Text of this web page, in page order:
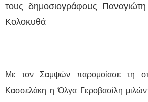
τους δημοσιογράφους
Κολοκυθά
Με τον Σαμψών παρομοίασε τη
Κασσελάκη η Όλγα Γεροβασίλη